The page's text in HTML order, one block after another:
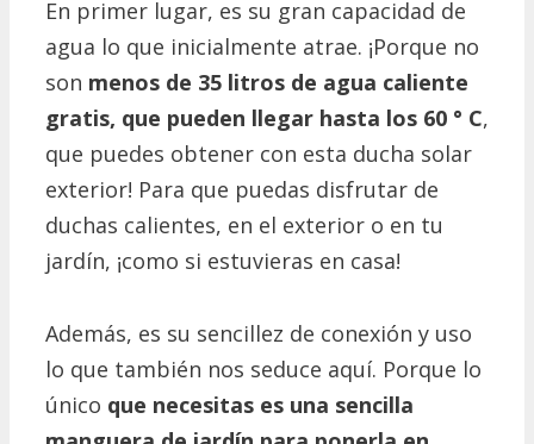
En primer lugar, es su gran capacidad de
agua lo que inicialmente atrae. ¡Porque no
son menos de 35 litros de agua caliente
gratis, que pueden llegar hasta los 60 ° C,
que puedes obtener con esta ducha solar
exterior! Para que puedas disfrutar de
duchas calientes, en el exterior o en tu
jardín, ¡como si estuvieras en casa!
Además, es su sencillez de conexión y uso
lo que también nos seduce aquí. Porque lo
único que necesitas es una sencilla